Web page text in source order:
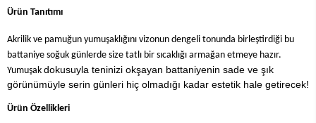
Ürün Tanıtımı
Akrilik ve pamuğun yumuşaklığını vizonun dengeli tonunda birleştirdiği bu
battaniye soğuk günlerde size tatlı bir sıcaklığı armağan etmeye hazır.
Yumuşak dokusuyla teninizi okşayan battaniyenin sade ve şık
görünümüyle serin günleri hiç olmadığı kadar estetik hale getirecek!
Ürün Özellikleri